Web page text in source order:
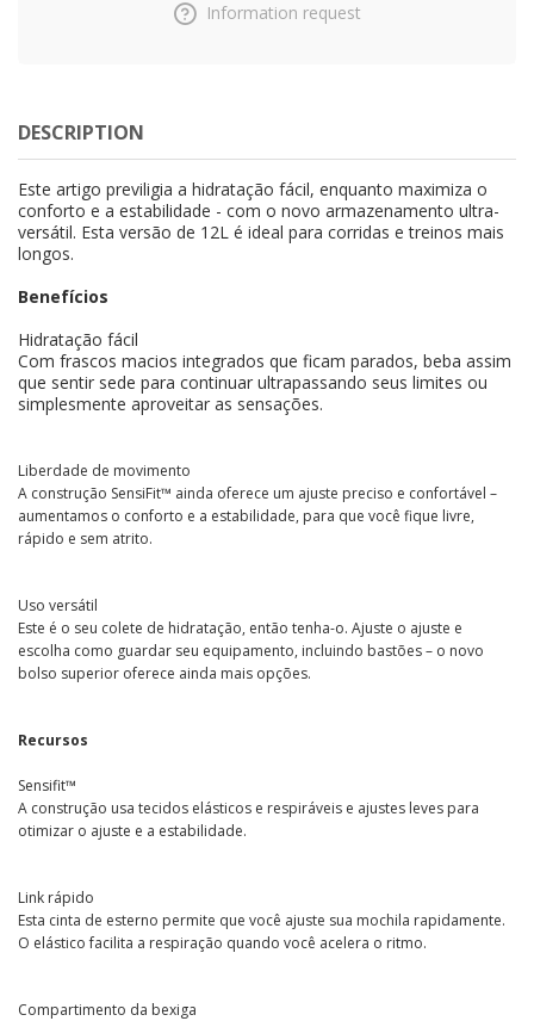
Information request
DESCRIPTION
Este artigo previligia a hidratação fácil, enquanto maximiza o
conforto e a estabilidade - com o novo armazenamento ultra-
versátil. Esta versão de 12L é ideal para corridas e treinos mais
longos.
Benefícios
Hidratação fácil
Com frascos macios integrados que ficam parados, beba assim
que sentir sede para continuar ultrapassando seus limites ou
simplesmente aproveitar as sensações.
Liberdade de movimento
A construção SensiFit™ ainda oferece um ajuste preciso e confortável –
aumentamos o conforto e a estabilidade, para que você fique livre,
rápido e sem atrito.
Uso versátil
Este é o seu colete de hidratação, então tenha-o. Ajuste o ajuste e
escolha como guardar seu equipamento, incluindo bastões – o novo
bolso superior oferece ainda mais opções.
Recursos
Sensifit™
A construção usa tecidos elásticos e respiráveis ​​e ajustes leves para
otimizar o ajuste e a estabilidade.
Link rápido
Esta cinta de esterno permite que você ajuste sua mochila rapidamente.
O elástico facilita a respiração quando você acelera o ritmo.
Compartimento da bexiga